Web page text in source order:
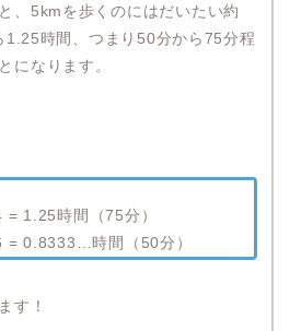
、5kmを歩くのにはだいたい約
1.25時間、つまり50分から75分程
になります。
= 1.25時間（75分）
= 0.8333…時間（50分）
す！